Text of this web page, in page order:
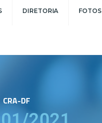
DIRETORIA FOTOS
CRA-DF